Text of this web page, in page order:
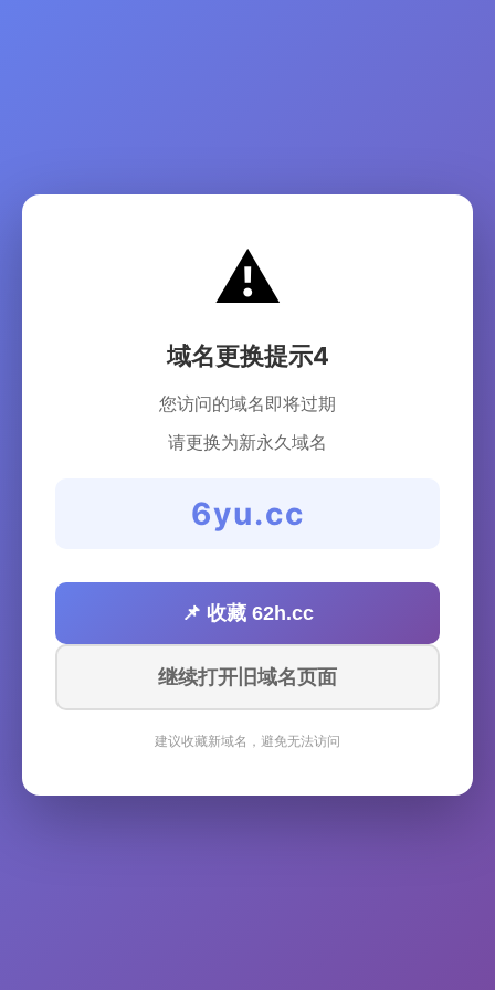
⚠️
域名更换提示4
您访问的域名即将过期
请更换为新永久域名
6yu.cc
📌 收藏 62h.cc
继续打开旧域名页面
建议收藏新域名，避免无法访问